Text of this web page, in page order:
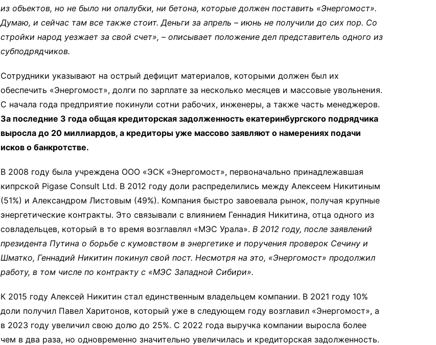
из объектов, но не было ни опалубки, ни бетона, которые должен поставить «Энергомост».
Думаю, и сейчас там все также стоит. Деньги за апрель – июнь не получили до сих пор. Со
стройки народ уезжает за свой счет», – описывает положение дел представитель одного из
субподрядчиков.
Сотрудники указывают на острый дефицит материалов, которыми должен был их
обеспечить «Энергомост», долги по зарплате за несколько месяцев и массовые увольнения.
С начала года предприятие покинули сотни рабочих, инженеры, а также часть менеджеров.
За последние 3 года общая кредиторская задолженность екатеринбургского подрядчика
выросла до 20 миллиардов, а кредиторы уже массово заявляют о намерениях подачи
исков о банкротстве.
В 2008 году была учреждена ООО «ЭСК «Энергомост», первоначально принадлежавшая
кипрской Pigase Consult Ltd. В 2012 году доли распределились между Алексеем Никитиным
(51%) и Александром Листовым (49%). Компания быстро завоевала рынок, получая крупные
энергетические контракты. Это связывали с влиянием Геннадия Никитина, отца одного из
совладельцев, который в то время возглавлял «МЭС Урала». В 2012 году, после заявлений
президента Путина о борьбе с кумовством в энергетике и поручения проверок Сечину и
Шматко, Геннадий Никитин покинул свой пост. Несмотря на это, «Энергомост» продолжил
работу, в том числе по контракту с «МЭС Западной Сибири».
К 2015 году Алексей Никитин стал единственным владельцем компании. В 2021 году 10%
доли получил Павел Харитонов, который уже в следующем году возглавил «Энергомост», а
в 2023 году увеличил свою долю до 25%. С 2022 года выручка компании выросла более
чем в два раза, но одновременно значительно увеличилась и кредиторская задолженность.